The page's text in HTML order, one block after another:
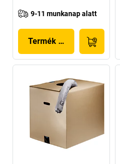
9-11 munkanap alatt
Termék megjelenítése